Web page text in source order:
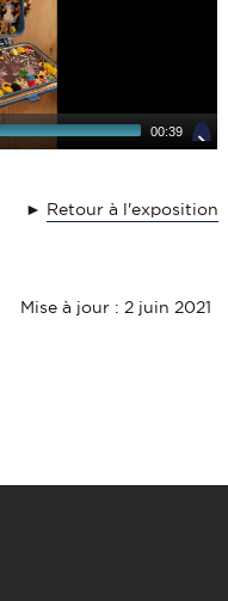
00:39
► Retour à l'exposition
Mise à jour : 2 juin 2021